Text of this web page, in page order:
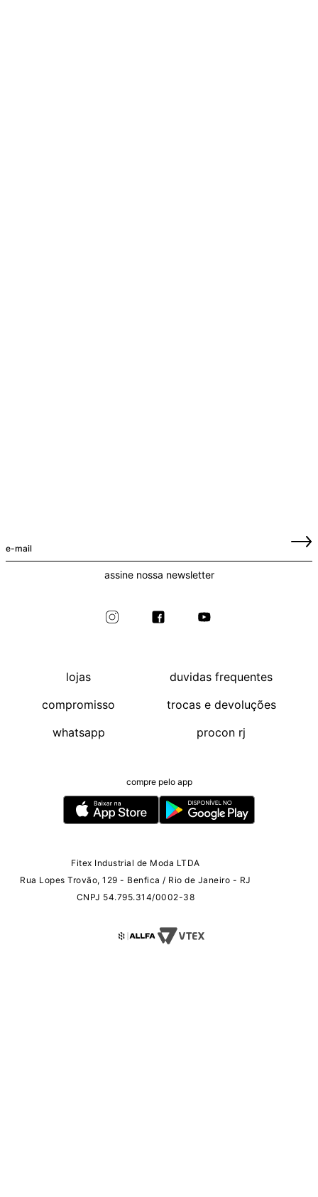
assine nossa newsletter
lojas
compromisso
whatsapp
duvidas frequentes
trocas e devoluções
procon rj
compre pelo app
Fitex Industrial de Moda LTDA
Rua Lopes Trovão, 129 - Benfica / Rio de Janeiro - RJ
CNPJ 54.795.314/0002-38